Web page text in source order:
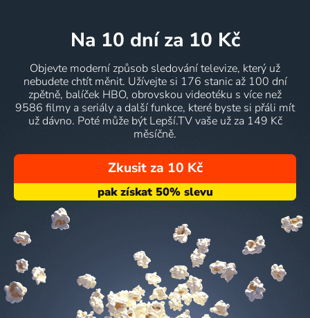
na 10 dní za 10 Kč
Objevte moderní způsob sledování televize, který už
nebudete chtít měnit. Užívejte si 176 stanic až 100 dní
zpětně, balíček HBO, obrovskou videotéku s více než
9586 filmy a seriály a další funkce, které byste si přáli mít
už dávno. Poté může být Lepší.TV vaše už za 149 Kč
měsíčně.
Zkusit za 10 Kč